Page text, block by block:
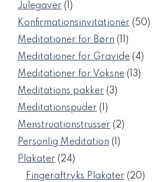
Julegaver
1
vare
Konfirmationsinvitationer 5050
Meditationer for Børn
11
varer
Meditationer for Gravide 44
Meditationer for Voksne 1313
Meditations pakker 33
Meditationspuder
1
vare
Menstruationstrusser 22
Personlig Meditation
1
Plakater 2424
varer
Fingeraftryks Plakater 2020